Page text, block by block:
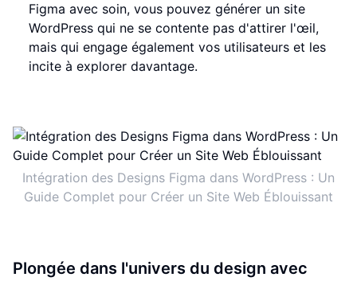
Figma avec soin, vous pouvez générer un site
WordPress qui ne se contente pas d'attirer l'œil,
mais qui engage également vos utilisateurs et les
incite à explorer davantage.
Intégration des Designs Figma dans WordPress : Un
Guide Complet pour Créer un Site Web Éblouissant
Plongée dans l'univers du design avec